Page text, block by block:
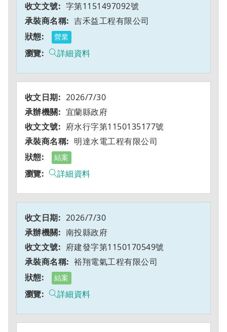
字第1151497092號
吉禾益工程有限公司
營業
詳細資料
2026/7/30
宜蘭縣政府
府水行字第1150135177號
明達水電工程有限公司
結案
詳細資料
2026/7/30
南投縣政府
府建發字第1150170549號
裕翔電氣工程有限公司
結案
詳細資料